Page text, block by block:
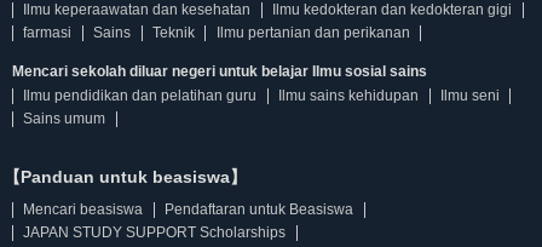
Ilmu keperaawatan dan kesehatan
Ilmu kedokteran dan kedokteran gigi
farmasi
Sains Teknik Ilmu pertanian dan perikanan
Mencari sekolah diluar negeri untuk belajar Ilmu sosial sains
Ilmu pendidikan dan pelatihan guru
Ilmu sains kehidupan
Ilmu seni
Sains umum
【Panduan untuk beasiswa】
Mencari beasiswa
Pendaftaran untuk Beasiswa
JAPAN STUDY SUPPORT Scholarships